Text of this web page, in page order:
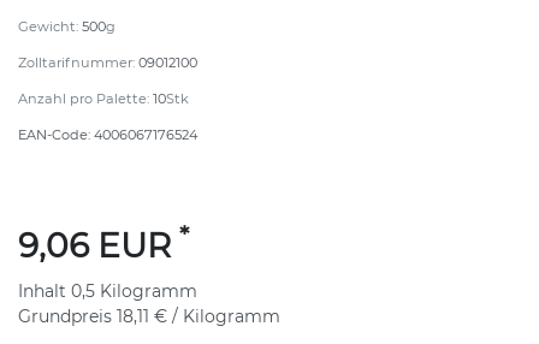
Gewicht: 500g
Zolltarifnummer: 09012100
Anzahl pro Palette: 10Stk
EAN-Code: 4006067176524
9,06 EUR *
Inhalt 0,5 Kilogramm
Grundpreis 18,11 € / Kilogramm